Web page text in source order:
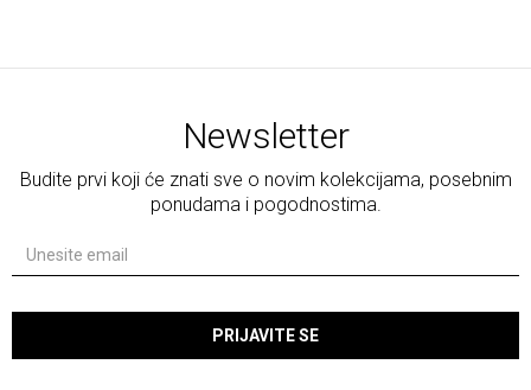
Newsletter
Budite prvi koji će znati sve o novim kolekcijama, posebnim
ponudama i pogodnostima.
PRIJAVITE SE